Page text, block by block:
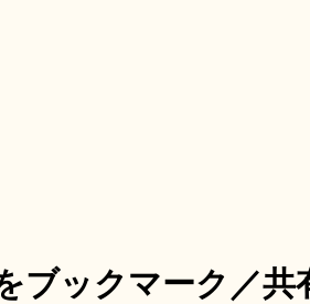
ブックマーク／共